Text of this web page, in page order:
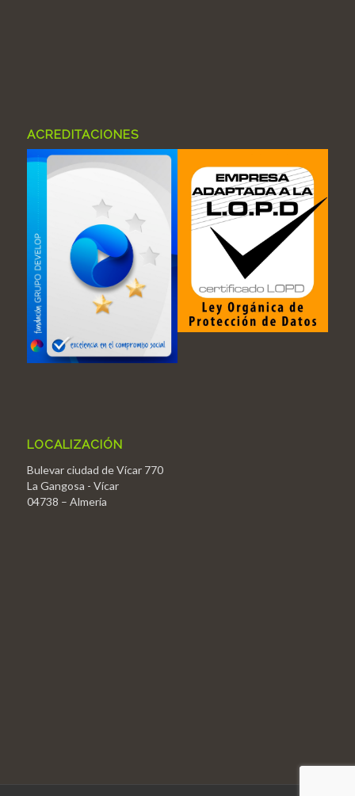
ACREDITACIONES
LOCALIZACIÓN
Bulevar ciudad de Vícar 770
La Gangosa - Vícar
04738 – Almería